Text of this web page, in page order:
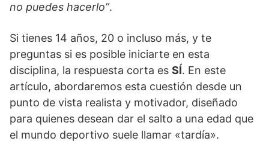
no puedes hacerlo”.
Si tienes 14 años, 20 o incluso más, y te
preguntas si es posible iniciarte en esta
disciplina, la respuesta corta es SÍ. En este
artículo, abordaremos esta cuestión desde un
punto de vista realista y motivador, diseñado
para quienes desean dar el salto a una edad que
el mundo deportivo suele llamar «tardía».